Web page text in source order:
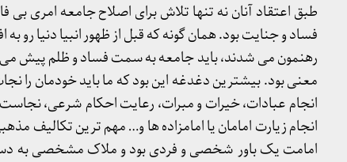
طبق اعتقاد آنان نه تنها تلاش برای اصلاح جامعه امری
فساد و جنایت بود. همان گونه که قبل از ظهور انبیا دنیا رو
رهنمون می شدند، باید جامعه به سمت فساد و ظلم پیش می
معنی بود. بیشترین دغدغه این بود که ما باید خودمان را
انجام عبادات، خیرات و مبرات، رعایت احکام شرعی،
انجام زیارت امامان یا امامزاده ها و… مهم ترین تکالیف
امامت یک باور شخصی و فردی بود و ملاک مشخصی به دست